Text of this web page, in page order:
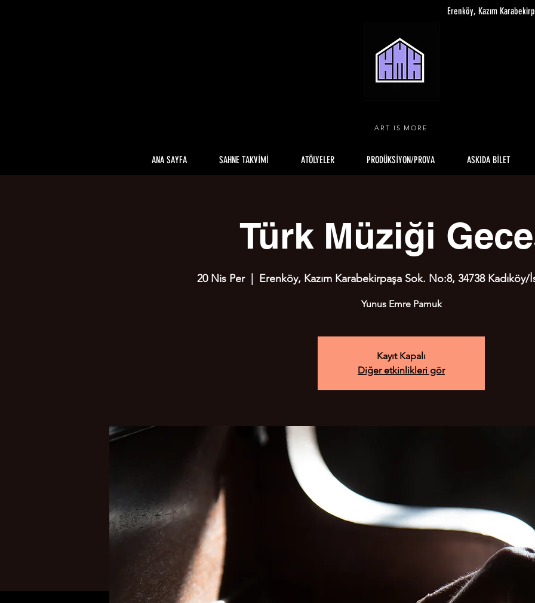
Erenköy, Kazım
ART IS MORE
ANA SAYFA SAHNE TAKVİMİ ATÖLYELER PRODÜKSİYON/PROVA ASKIDA BİLET
Türk Müziği
20 Nis Per
  |
Erenköy, Kazım Karabekirpaşa Sok. No:8, 34738 Kadıköy/
Yunus Emre Pamuk
Kayıt Kapalı
Diğer etkinlikleri gör